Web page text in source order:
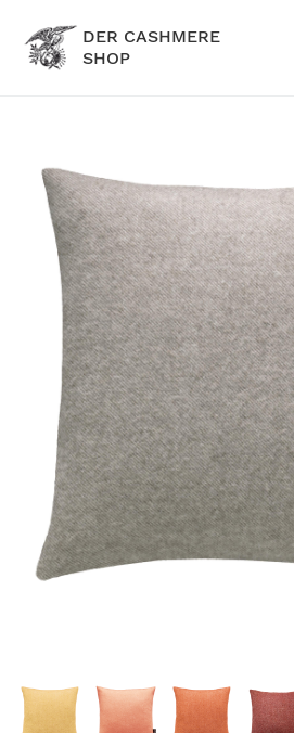
DER CASHMERE
SHOP